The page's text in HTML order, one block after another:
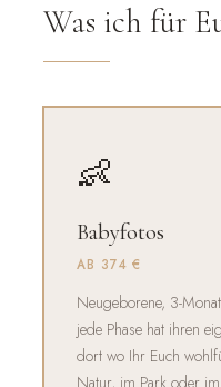
Was ich für
👶
Babyfotos
AB 374 €
Neugeborene, 3-
jede Phase hat ihren
dort wo Ihr Euch
Natur, im Park oder